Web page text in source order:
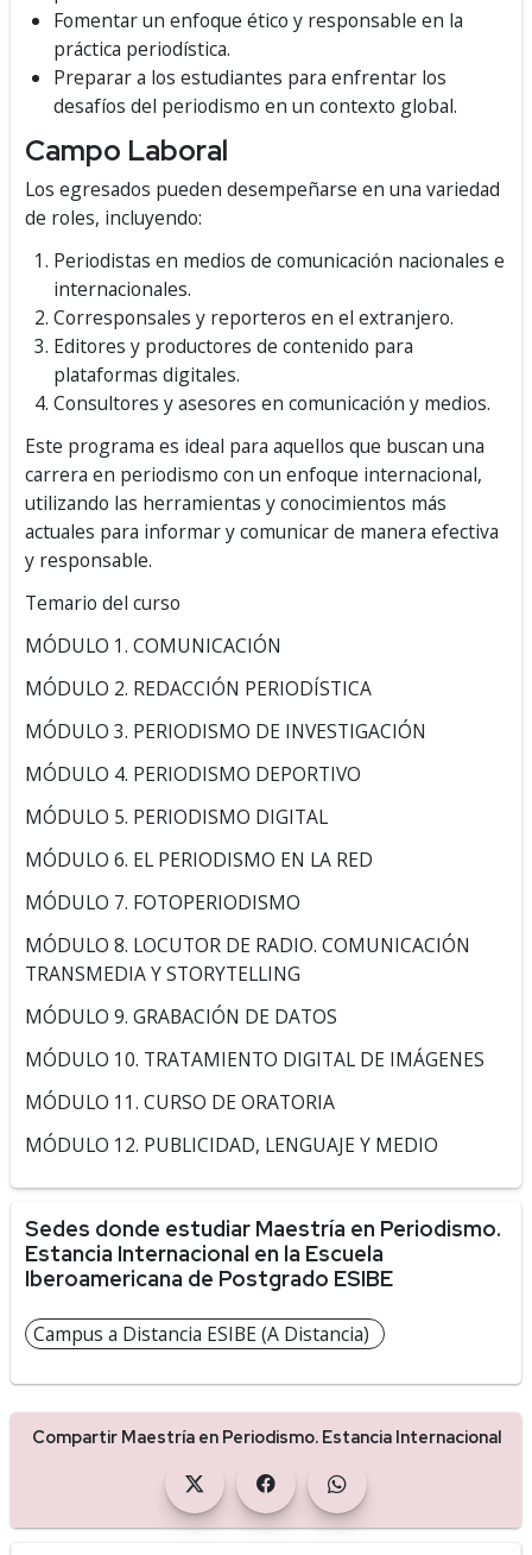
Fomentar un enfoque ético y responsable en la
práctica periodística.
Preparar a los estudiantes para enfrentar los
desafíos del periodismo en un contexto global.
Campo Laboral
Los egresados pueden desempeñarse en una variedad
de roles, incluyendo:
Periodistas en medios de comunicación nacionales e
internacionales.
Corresponsales y reporteros en el extranjero.
Editores y productores de contenido para
plataformas digitales.
Consultores y asesores en comunicación y medios.
Este programa es ideal para aquellos que buscan una
carrera en periodismo con un enfoque internacional,
utilizando las herramientas y conocimientos más
actuales para informar y comunicar de manera efectiva
y responsable.
Temario del curso
MÓDULO 1. COMUNICACIÓN
MÓDULO 2. REDACCIÓN PERIODÍSTICA
MÓDULO 3. PERIODISMO DE INVESTIGACIÓN
MÓDULO 4. PERIODISMO DEPORTIVO
MÓDULO 5. PERIODISMO DIGITAL
MÓDULO 6. EL PERIODISMO EN LA RED
MÓDULO 7. FOTOPERIODISMO
MÓDULO 8. LOCUTOR DE RADIO. COMUNICACIÓN
TRANSMEDIA Y STORYTELLING
MÓDULO 9. GRABACIÓN DE DATOS
MÓDULO 10. TRATAMIENTO DIGITAL DE IMÁGENES
MÓDULO 11. CURSO DE ORATORIA
MÓDULO 12. PUBLICIDAD, LENGUAJE Y MEDIO
Sedes donde estudiar Maestría en Periodismo.
Estancia Internacional en la Escuela
Iberoamericana de Postgrado ESIBE
Campus a Distancia ESIBE (A Distancia)
Compartir Maestría en Periodismo. Estancia Internacional